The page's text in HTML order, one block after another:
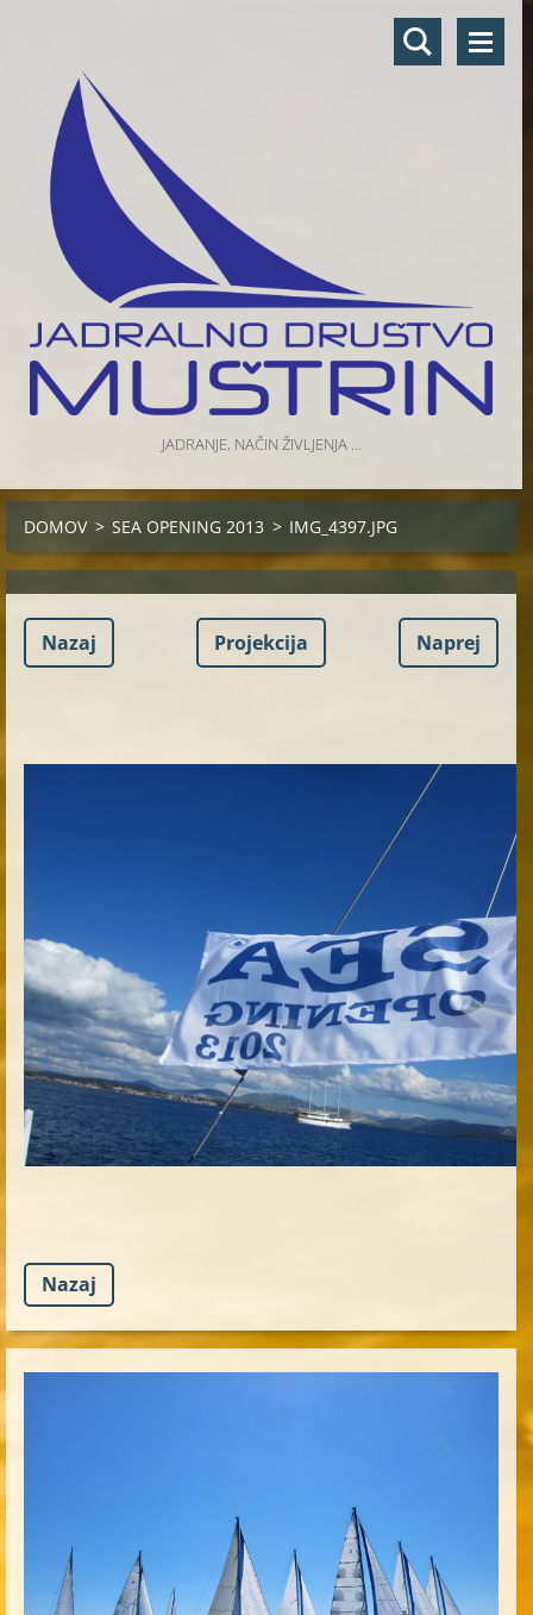
JADRANJE, NAČIN ŽIVLJENJA ...
DOMOV > SEA OPENING 2013 > IMG_4397.JPG
Nazaj Projekcija Naprej
Nazaj